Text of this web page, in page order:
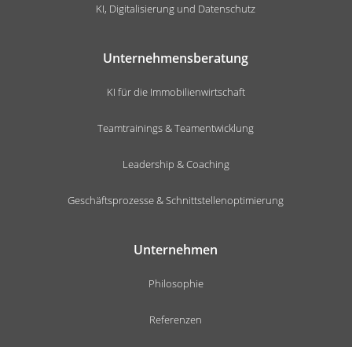
KI, Digitalisierung und Datenschutz
Unternehmensberatung
KI für die Immobilienwirtschaft
Teamtrainings & Teamentwicklung
Leadership & Coaching
Geschäftsprozesse & Schnittstellenoptimierung
Unternehmen
Philosophie
Referenzen